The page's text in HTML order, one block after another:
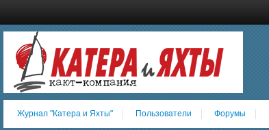
Журнал "Катера и Яхты" Пользователи Форумы